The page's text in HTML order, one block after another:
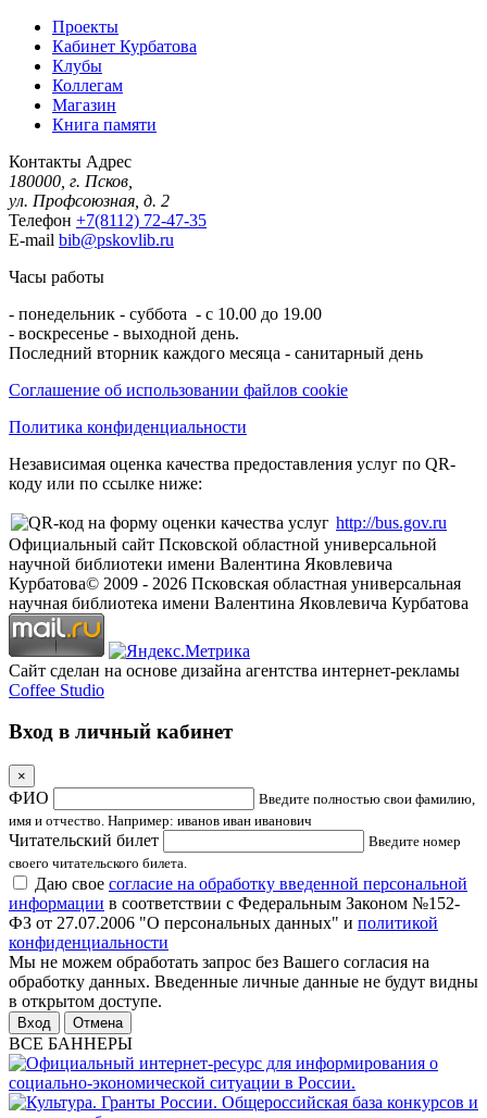
Проекты
Кабинет Курбатова
Клубы
Коллегам
Магазин
Книга памяти
Контакты Адрес
180000, г. Псков,
ул. Профсоюзная, д. 2
Телефон +7(8112) 72-47-35
E-mail bib@pskovlib.ru
Часы работы
- понедельник - суббота - с 10.00 до 19.00
- воскресенье - выходной день.
Последний вторник каждого месяца - санитарный день
Соглашение об использовании файлов cookie
Политика конфиденциальности
Независимая оценка качества предоставления услуг по QR-
коду или по ссылке ниже:
http://bus.gov.ru
Официальный сайт Псковской областной универсальной
научной библиотеки имени Валентина Яковлевича
Курбатова© 2009 - 2026 Псковская областная универсальная
научная библиотека имени Валентина Яковлевича Курбатова
Сайт сделан на основе дизайна агентства интернет-рекламы
Coffee Studio
Вход в личный кабинет
×
ФИО
Введите полностью свои фамилию,
имя и отчество. Например: иванов иван иванович
Читательский билет
Введите номер
своего читательского билета.
Даю свое согласие на обработку введенной персональной
информации в соответствии с Федеральным Законом №152-
ФЗ от 27.07.2006 "О персональных данных" и политикой
конфиденциальности
Мы не можем обработать запрос без Вашего согласия на
обработку данных. Введенные личные данные не будут видны
в открытом доступе.
Отмена
ВСЕ БАННЕРЫ